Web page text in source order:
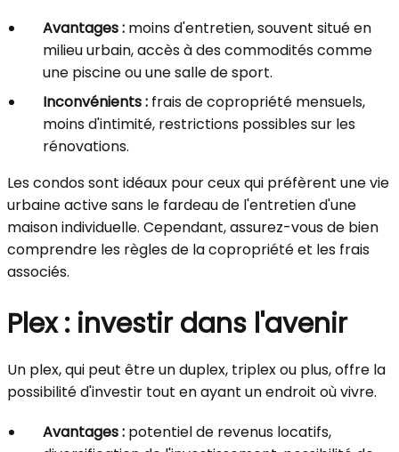
Avantages : moins d'entretien, souvent situé en
milieu urbain, accès à des commodités comme
une piscine ou une salle de sport.
Inconvénients : frais de copropriété mensuels,
moins d'intimité, restrictions possibles sur les
rénovations.
Les condos sont idéaux pour ceux qui préfèrent une vie
urbaine active sans le fardeau de l'entretien d'une
maison individuelle. Cependant, assurez-vous de bien
comprendre les règles de la copropriété et les frais
associés.
Plex : investir dans l'avenir
Un plex, qui peut être un duplex, triplex ou plus, offre la
possibilité d'investir tout en ayant un endroit où vivre.
Avantages : potentiel de revenus locatifs,